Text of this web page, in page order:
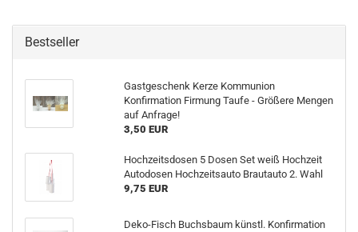
Bestseller
Gastgeschenk Kerze Kommunion
Konfirmation Firmung Taufe - Größere Mengen
auf Anfrage!
3,50 EUR
Hochzeitsdosen 5 Dosen Set weiß Hochzeit
Autodosen Hochzeitsauto Brautauto 2. Wahl
9,75 EUR
Deko-Fisch Buchsbaum künstl. Konfirmation